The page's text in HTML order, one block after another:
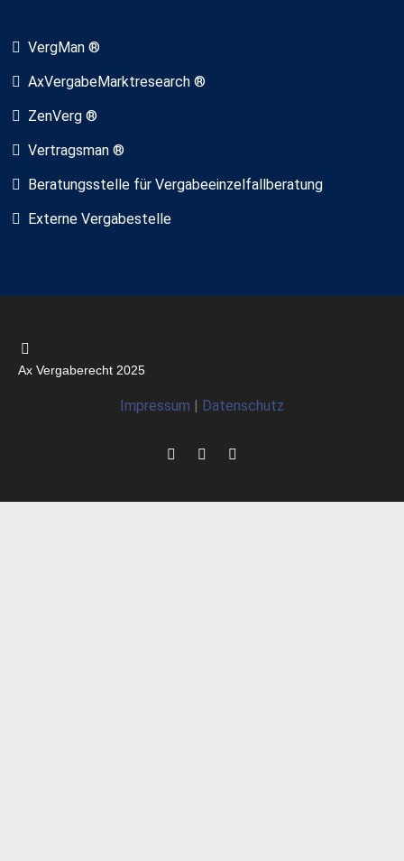
VergMan ®
AxVergabeMarktresearch ®
ZenVerg ®
Vertragsman ®
Beratungsstelle für Vergabeeinzelfallberatung
Externe Vergabestelle
Ax Vergaberecht 2025
Impressum Datenschutz